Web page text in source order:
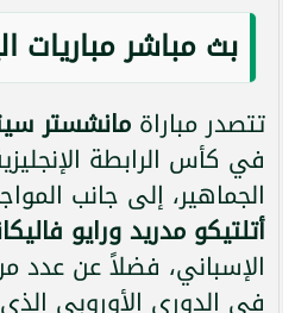
بث مباشر مباريات
تتصدر مباراة مانشستر
في كأس الرابطة
الجماهير، إلى جانب
أتلتيكو مدريد ورايو
الإسباني، فضلاً عن عدد
في الدوري الأوروبي